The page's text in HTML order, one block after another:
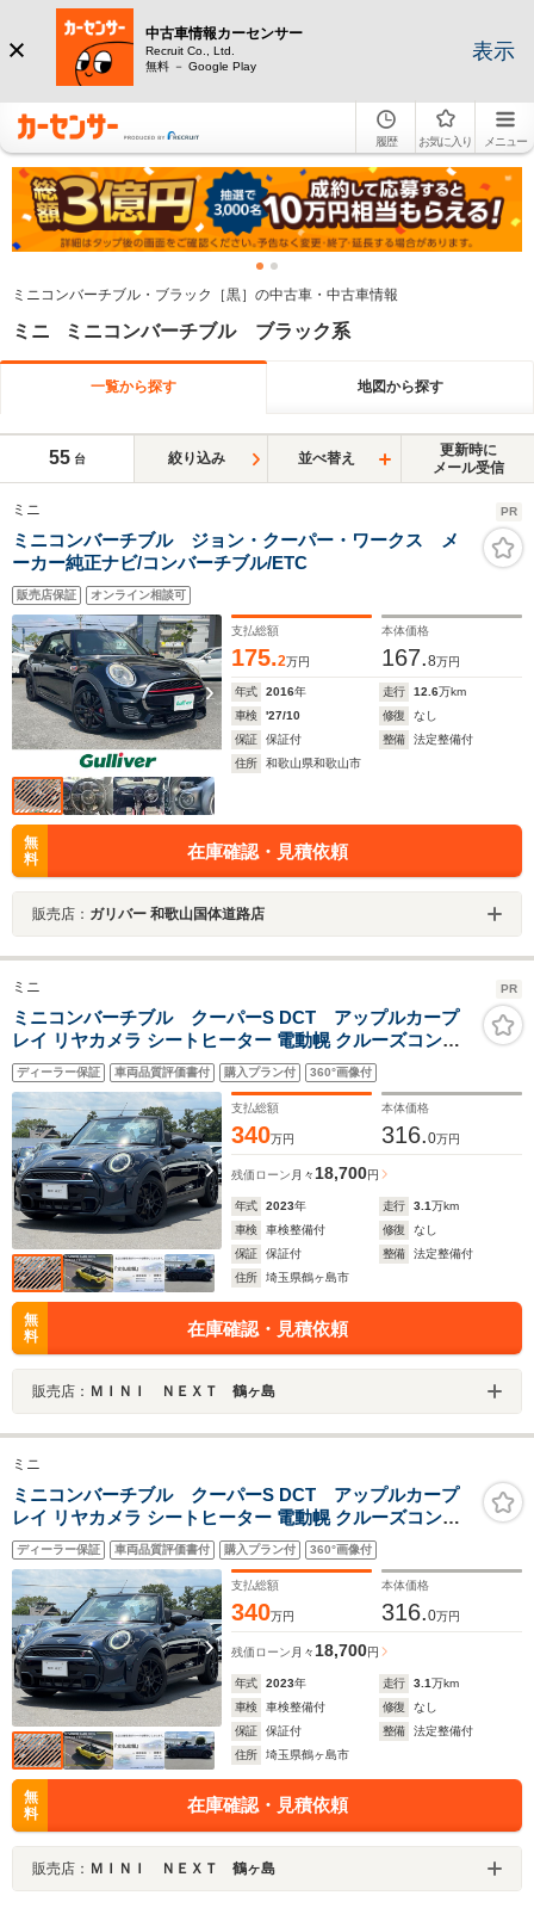
中古車情報カーセンサー
Recruit Co., Ltd.
無料 － Google Play
表示
履歴 お気に入り メニュー
ミニコンバーチブル・ブラック［黒］の中古車・中古車情報
ミニ ミニコンバーチブル ブラック系
一覧から探す 地図から探す
55 台 絞り込み 並べ替え
更新時に
メール受信
ミニ PR
ミニコンバーチブル ジョン・クーパー・ワークス メ
ーカー純正ナビ/コンバーチブル/ETC
販売店保証 オンライン相談可
支払総額
175.2万円
本体価格
167.8万円
年式 2016年 走行 12.6万km
車検
'27/10 修復
なし
保証
保証付 整備
法定整備付
住所
和歌山県和歌山市
無
料
在庫確認・見積依頼
販売店： ガリバー 和歌山国体道路店
ミニ PR
ミニコンバーチブル クーパーS DCT アップルカープ
レイ リヤカメラ シートヒーター 電動幌 クルーズコント
ロール ドライビングアシスト 社外17インチアルミ 黒半革
シート パーキングアシスト Bluetooth 前後コーナーセン
サー ETC2.0
ディーラー保証 車両品質評価書付 購入プラン付 360°画像付
支払総額
340万円
本体価格
316.0万円
残価ローン 月々18,700円
年式 2023年 走行 3.1万km
車検
車検整備付 修復
なし
保証
保証付 整備
法定整備付
住所
埼玉県鶴ヶ島市
無
料
在庫確認・見積依頼
販売店： ＭＩＮＩ ＮＥＸＴ 鶴ヶ島
ミニ
ミニコンバーチブル クーパーS DCT アップルカープ
レイ リヤカメラ シートヒーター 電動幌 クルーズコント
ロール ドライビングアシスト 社外17インチアルミ 黒半革
シート パーキングアシスト Bluetooth 前後コーナーセン
サー ETC2.0
ディーラー保証 車両品質評価書付 購入プラン付 360°画像付
支払総額
340万円
本体価格
316.0万円
残価ローン 月々 18,700円
年式 2023年 走行 3.1万km
車検
車検整備付 修復
なし
保証
保証付 整備
法定整備付
住所
埼玉県鶴ヶ島市
無
料
在庫確認・見積依頼
販売店： ＭＩＮＩ ＮＥＸＴ 鶴ヶ島